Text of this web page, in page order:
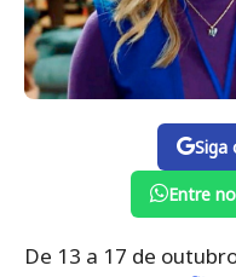
Siga
Entre
De 13 a 17 de